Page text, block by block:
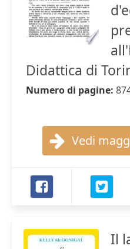
Didattica di
Numero di pagine:
Vedi
Il